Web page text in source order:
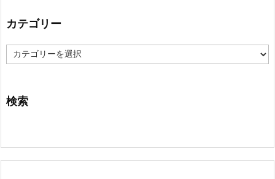
カテゴリー
テ
ー
検索